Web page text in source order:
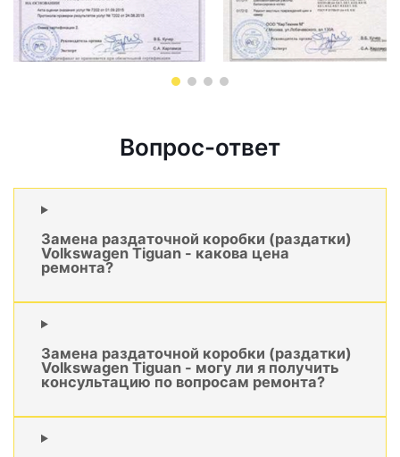
Вопрос-ответ
Замена раздаточной коробки (раздатки)
Volkswagen Tiguan - какова цена
ремонта?
Замена раздаточной коробки (раздатки)
Volkswagen Tiguan - могу ли я получить
консультацию по вопросам ремонта?